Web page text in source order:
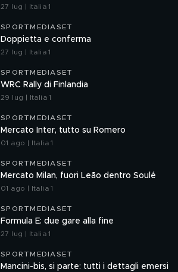
27 lug | Italia 1
SPORTMEDIASET
Doppietta e conferma
27 lug | Italia 1
SPORTMEDIASET
WRC Rally di Finlandia
29 lug | Italia 1
SPORTMEDIASET
Mercato Inter, tutto su Romero
01 ago | Italia 1
SPORTMEDIASET
Mercato Milan, fuori Leão dentro Soulé
01 ago | Italia 1
SPORTMEDIASET
Formula E: due gare alla fine
27 lug | Italia 1
SPORTMEDIASET
Mancini-bis, si parte: tutti i dettagli emersi